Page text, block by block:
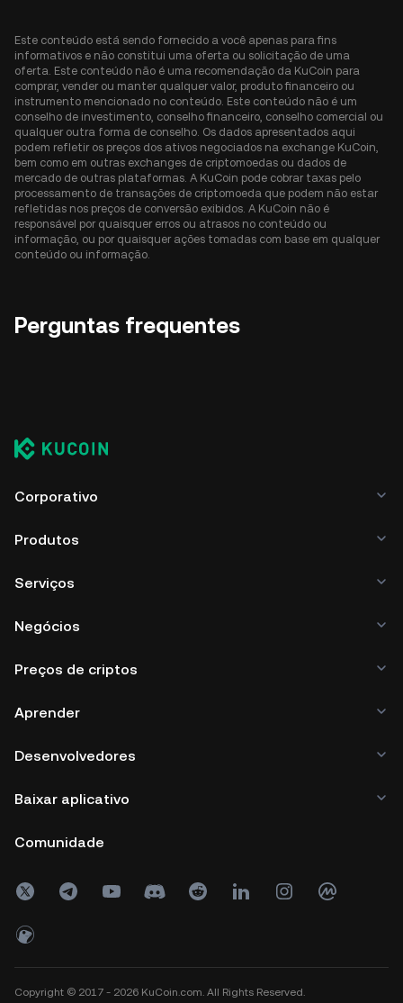
Este conteúdo está sendo fornecido a você apenas para fins
informativos e não constitui uma oferta ou solicitação de uma
oferta. Este conteúdo não é uma recomendação da KuCoin para
comprar, vender ou manter qualquer valor, produto financeiro ou
instrumento mencionado no conteúdo. Este conteúdo não é um
conselho de investimento, conselho financeiro, conselho comercial ou
qualquer outra forma de conselho. Os dados apresentados aqui
podem refletir os preços dos ativos negociados na exchange KuCoin,
bem como em outras exchanges de criptomoedas ou dados de
mercado de outras plataformas. A KuCoin pode cobrar taxas pelo
processamento de transações de criptomoeda que podem não estar
refletidas nos preços de conversão exibidos. A KuCoin não é
responsável por quaisquer erros ou atrasos no conteúdo ou
informação, ou por quaisquer ações tomadas com base em qualquer
conteúdo ou informação.
Perguntas frequentes
Corporativo
Produtos
Serviços
Negócios
Preços de criptos
Aprender
Desenvolvedores
Baixar aplicativo
Comunidade
Copyright © 2017 - 2026 KuCoin.com. All Rights Reserved.